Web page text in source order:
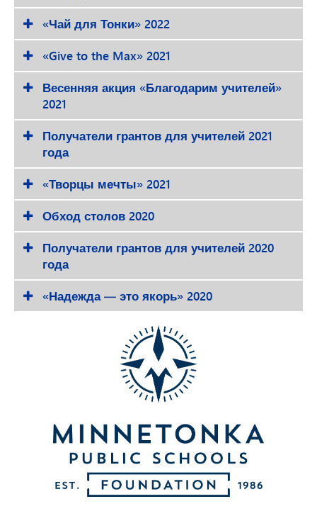
«Чай для Тонки» 2022
«Give to the Max» 2021
Весенняя акция «Благодарим учителей»
2021
Получатели грантов для учителей 2021
года
«Творцы мечты» 2021
Обход столов 2020
Получатели грантов для учителей 2020
года
«Надежда — это якорь» 2020